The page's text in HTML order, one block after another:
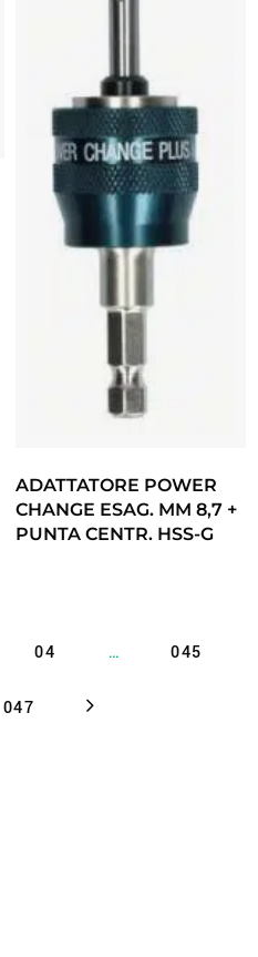
ADATTATORE POWER
CHANGE ESAG. MM 8,7 +
PUNTA CENTR. HSS-G
04 … 045
047